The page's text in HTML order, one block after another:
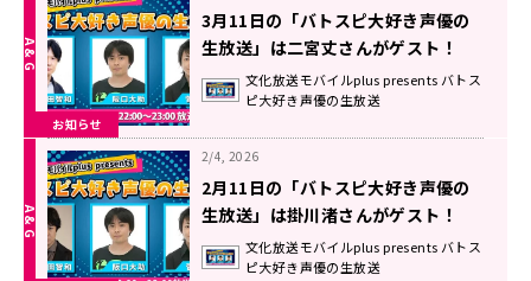
お知らせ
3月11日の「バトスピ大好き声優の
生放送」は二宮丈さんがゲスト！
文化放送モバイルplus presents バトス
ピ大好き声優の生放送
2/4, 2026
2月11日の「バトスピ大好き声優の
生放送」は掛川渚さんがゲスト！
文化放送モバイルplus presents バトス
ピ大好き声優の生放送